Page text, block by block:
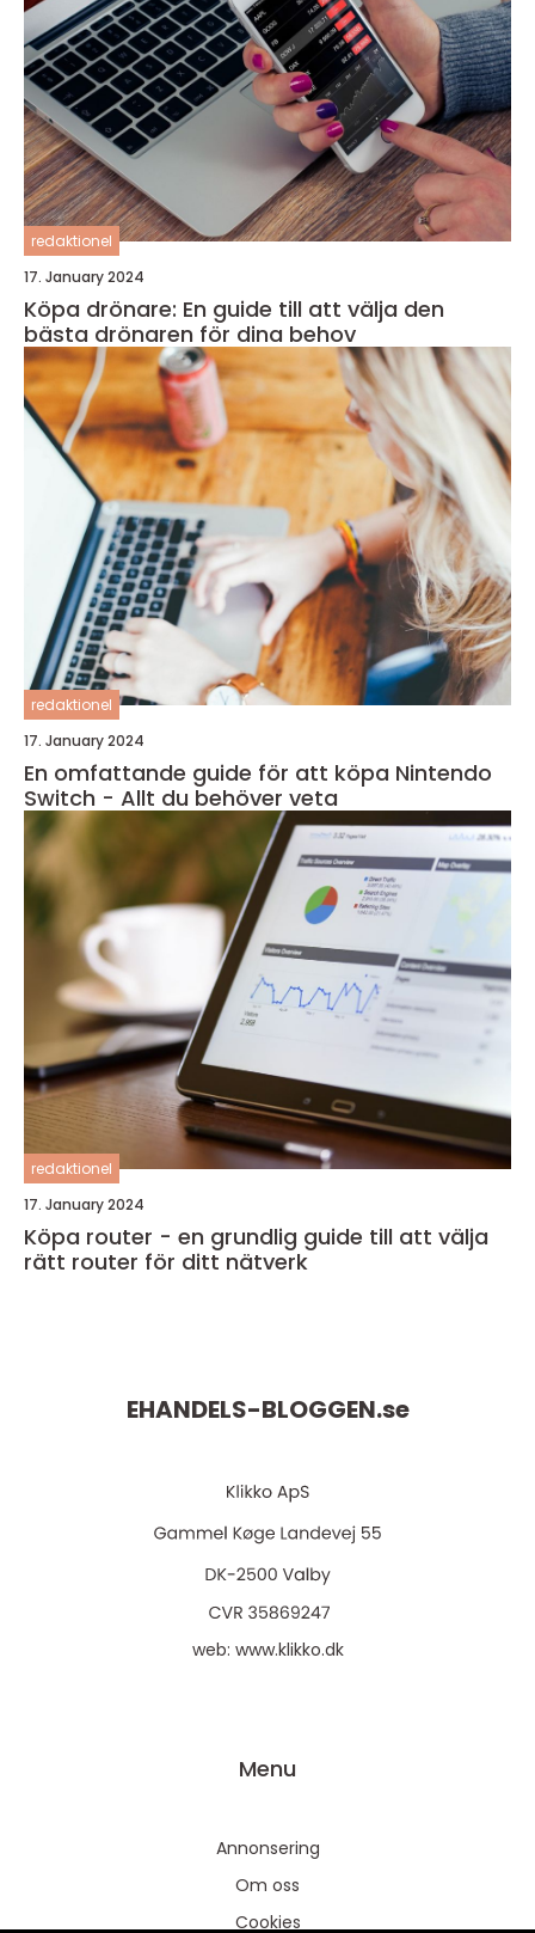
redaktionel
17. January 2024
Köpa drönare: En guide till att välja den
bästa drönaren för dina behov
redaktionel
17. January 2024
En omfattande guide för att köpa Nintendo
Switch - Allt du behöver veta
redaktionel
17. January 2024
Köpa router - en grundlig guide till att välja
rätt router för ditt nätverk
EHANDELS-BLOGGEN.se
web: www.klikko.dk
Menu
Annonsering
Om oss
Cookies